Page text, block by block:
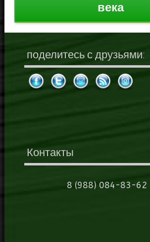
века
поделитесь с друзьями:
Контакты
8 (988) 084-83-62